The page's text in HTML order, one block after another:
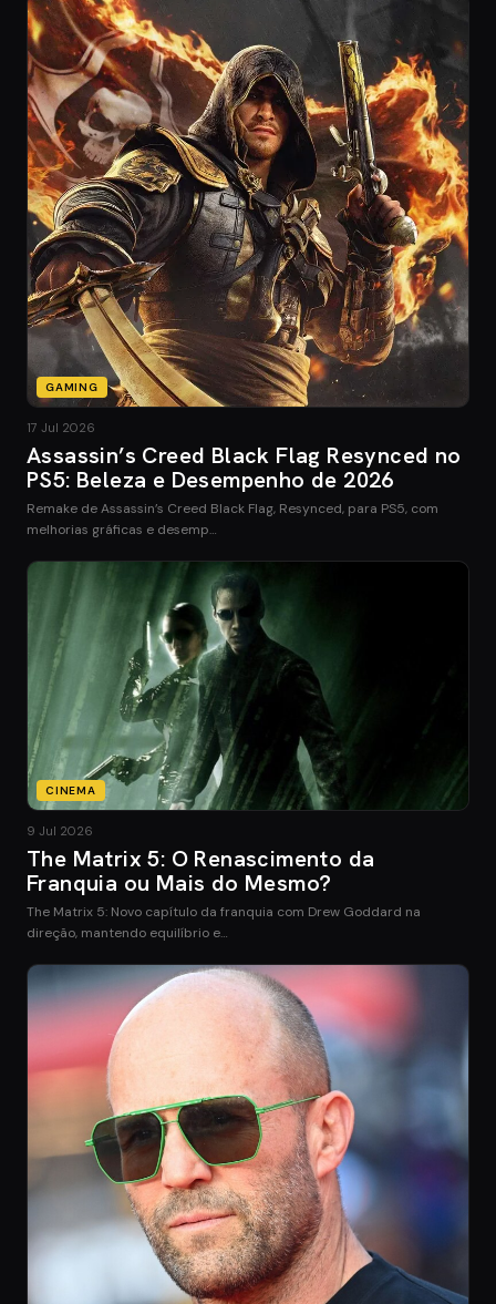
GAMING
17 Jul 2026
Assassin’s Creed Black Flag Resynced no
PS5: Beleza e Desempenho de 2026
Remake de Assassin’s Creed Black Flag, Resynced, para PS5, com
melhorias gráficas e desemp…
CINEMA
9 Jul 2026
The Matrix 5: O Renascimento da
Franquia ou Mais do Mesmo?
The Matrix 5: Novo capítulo da franquia com Drew Goddard na
direção, mantendo equilíbrio e…